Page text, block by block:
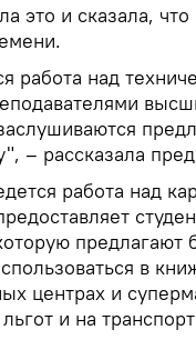
это и сказала, что
работа над
– рассказала
работа над
предлагают
в
центрах и
и на